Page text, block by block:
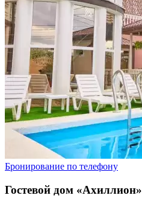
Бронирование по телефону
Гостевой дом «Ахиллион»